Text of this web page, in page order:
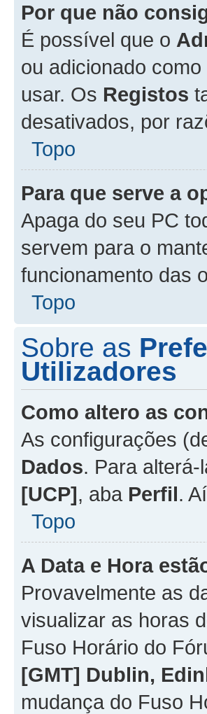
Por que não
É possível que o
ou adicionado como
usar. Os Registos
desativados, por
Topo
Para que serve a
Apaga do seu PC
servem para o
funcionamento das
Topo
Sobre as
Utilizadores
Como altero as
As configurações
Dados. Para
[UCP], aba Perfil.
Topo
A Data e Hora
Provavelmente as
visualizar as horas
Fuso Horário do
[GMT] Dublin,
mudança do Fuso